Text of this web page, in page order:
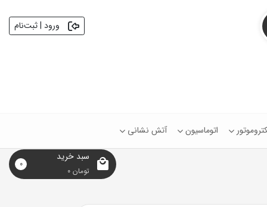
ورود | ثبت‌نام
اتوماسیون
آتش نشانی
سبد خرید
0 تومان
0